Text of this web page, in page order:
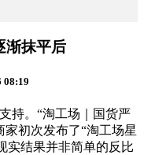
渐抹平后
08:19
。“淘工场｜国货严
初次发布了“淘工场星
实结果并非简单的反比